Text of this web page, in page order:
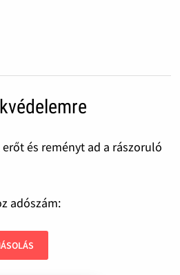
és reményt ad a rászoruló
adószám: